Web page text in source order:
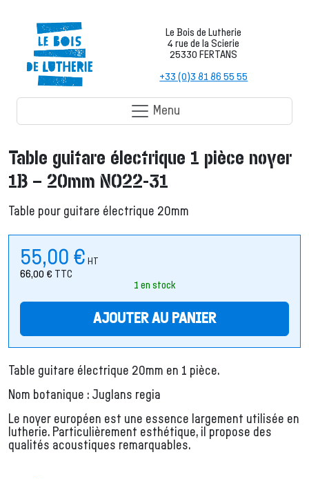
Le Bois de Lutherie
4 rue de la Scierie
25330 FERTANS
+33 (0)3 81 86 55 55
Menu
Table guitare électrique 1 pièce noyer
1B – 20mm NO22-31
Table pour guitare électrique 20mm
55,00 € HT
66,00 € TTC
1 en stock
AJOUTER AU PANIER
Table guitare électrique 20mm en 1 pièce.
Nom botanique : Juglans regia
Le noyer européen est une essence largement utilisée en
lutherie. Particulièrement esthétique, il propose des
qualités acoustiques remarquables.